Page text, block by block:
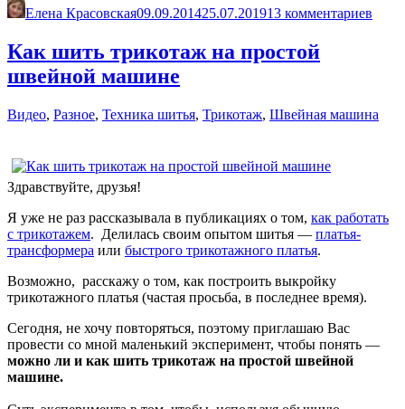
строчек,
как
где
их
можно
применять»
Елена Красовская09.09.201425.07.201913 комментариев
Как шить трикотаж на простой
швейной машине
Видео, Разное, Техника шитья, Трикотаж, Швейная машина
Здравствуйте, друзья!
Я уже не раз рассказывала в публикациях о том, как работать
с трикотажем. Делилась своим опытом шитья — платья-
трансформера или быстрого трикотажного платья.
Возможно, расскажу о том, как построить выкройку
трикотажного платья (частая просьба, в последнее время).
Сегодня, не хочу повторяться, поэтому приглашаю Вас
провести со мной маленький эксперимент, чтобы понять —
можно ли и как шить трикотаж на простой швейной
машине.